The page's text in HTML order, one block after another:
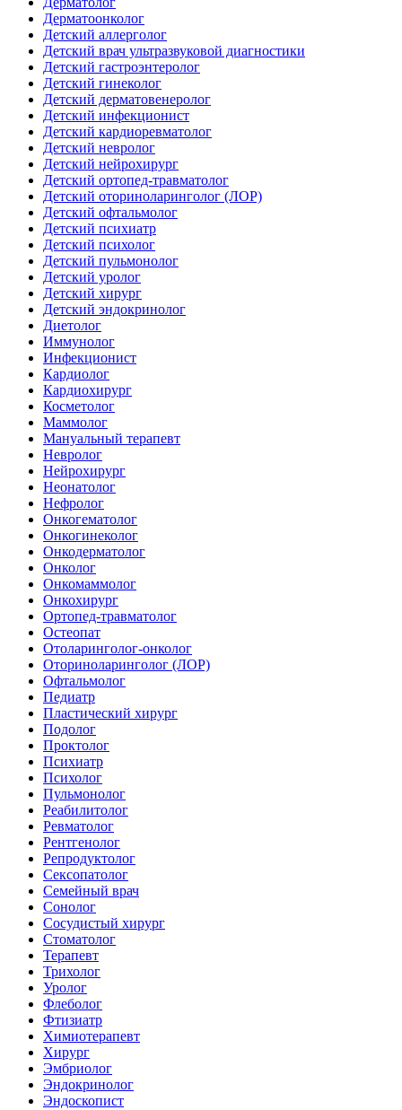
Дерматоонколог
Детский аллерголог
Детский врач ультразвуковой диагностики
Детский гастроэнтеролог
Детский гинеколог
Детский дерматовенеролог
Детский инфекционист
Детский кардиоревматолог
Детский невролог
Детский нейрохирург
Детский ортопед-травматолог
Детский оториноларинголог (ЛОР)
Детский офтальмолог
Детский психиатр
Детский психолог
Детский пульмонолог
Детский уролог
Детский хирург
Детский эндокринолог
Диетолог
Иммунолог
Инфекционист
Кардиолог
Кардиохирург
Косметолог
Маммолог
Мануальный терапевт
Невролог
Нейрохирург
Неонатолог
Нефролог
Онкогематолог
Онкогинеколог
Онкодерматолог
Онколог
Онкомаммолог
Онкохирург
Ортопед-травматолог
Остеопат
Отоларинголог-онколог
Оториноларинголог (ЛОР)
Офтальмолог
Педиатр
Пластический хирург
Подолог
Проктолог
Психиатр
Психолог
Пульмонолог
Реабилитолог
Ревматолог
Рентгенолог
Репродуктолог
Сексопатолог
Семейный врач
Сонолог
Сосудистый хирург
Стоматолог
Терапевт
Трихолог
Уролог
Флеболог
Фтизиатр
Химиотерапевт
Хирург
Эмбриолог
Эндокринолог
Эндоскопист